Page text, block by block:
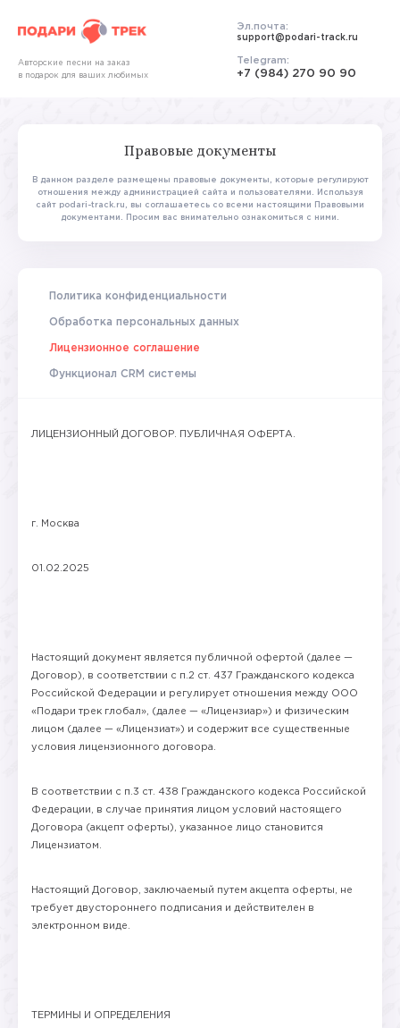
Авторские песни на заказ
в подарок для ваших любимых
Эл.почта:
support@podari-track.ru
Telegram:
+7 (984) 270 90 90
Правовые документы
В данном разделе размещены правовые документы, которые регулируют
отношения между администрацией сайта и пользователями.
Используя
сайт podari-track.ru, вы соглашаетесь со всеми настоящими Правовыми
документами. Просим вас внимательно ознакомиться с ними.
Политика конфиденциальности
Обработка персональных данных
Лицензионное соглашение
Функционал CRM системы
ЛИЦЕНЗИОННЫЙ ДОГОВОР. ПУБЛИЧНАЯ ОФЕРТА.
г. Москва
01.02.2025
Настоящий документ является публичной офертой (далее —
Договор), в соответствии с п.2 ст. 437 Гражданского кодекса
Российской Федерации и регулирует отношения между ООО
«Подари трек глобал», (далее — «Лицензиар») и физическим
лицом (далее — «Лицензиат») и содержит все существенные
условия лицензионного договора.
В соответствии с п.3 ст. 438 Гражданского кодекса Российской
Федерации, в случае принятия лицом условий настоящего
Договора (акцепт оферты), указанное лицо становится
Лицензиатом.
Настоящий Договор, заключаемый путем акцепта оферты, не
требует двустороннего подписания и действителен в
электронном виде.
ТЕРМИНЫ И ОПРЕДЕЛЕНИЯ